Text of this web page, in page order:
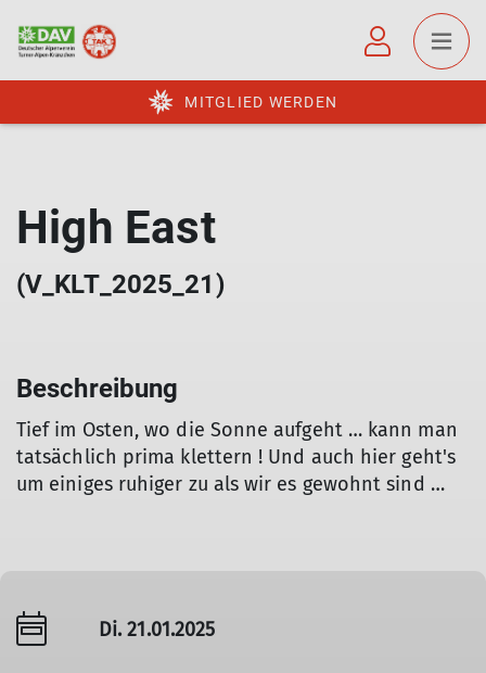
MITGLIED WERDEN
High East
(V_KLT_2025_21)
Beschreibung
Tief im Osten, wo die Sonne aufgeht … kann man
tatsächlich prima klettern ! Und auch hier geht's
um einiges ruhiger zu als wir es gewohnt sind …
Di. 21.01.2025